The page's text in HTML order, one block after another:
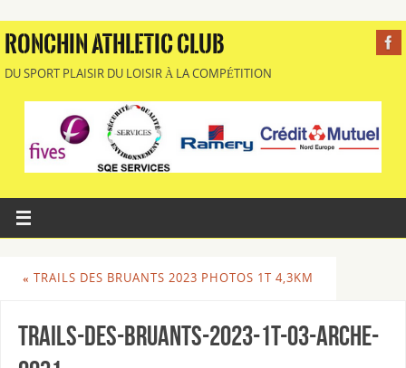
RONCHIN ATHLETIC CLUB
DU SPORT PLAISIR DU LOISIR À LA COMPÉTITION
« TRAILS DES BRUANTS 2023 PHOTOS 1T 4,3KM
Trails-des-Bruants-2023-1T-03-Arche-